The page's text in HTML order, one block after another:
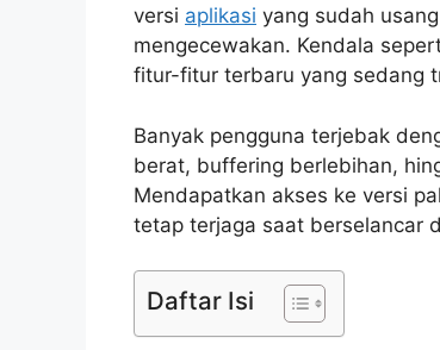
versi aplikasi yang sudah
mengecewakan. Kendala
fitur-fitur terbaru yang sedang
Banyak pengguna terjebak
berat, buffering berlebihan,
Mendapatkan akses ke versi
tetap terjaga saat berselancar
Daftar Isi